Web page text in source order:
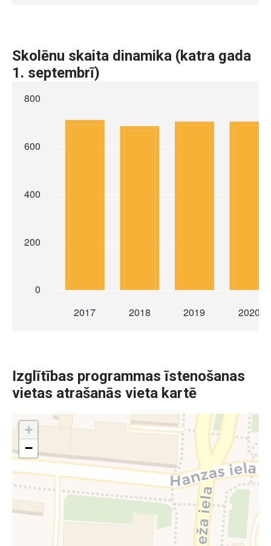
Skolēnu skaita dinamika (katra gada
1. septembrī)
Izglītības programmas īstenošanas
vietas atrašanās vieta kartē
+
−